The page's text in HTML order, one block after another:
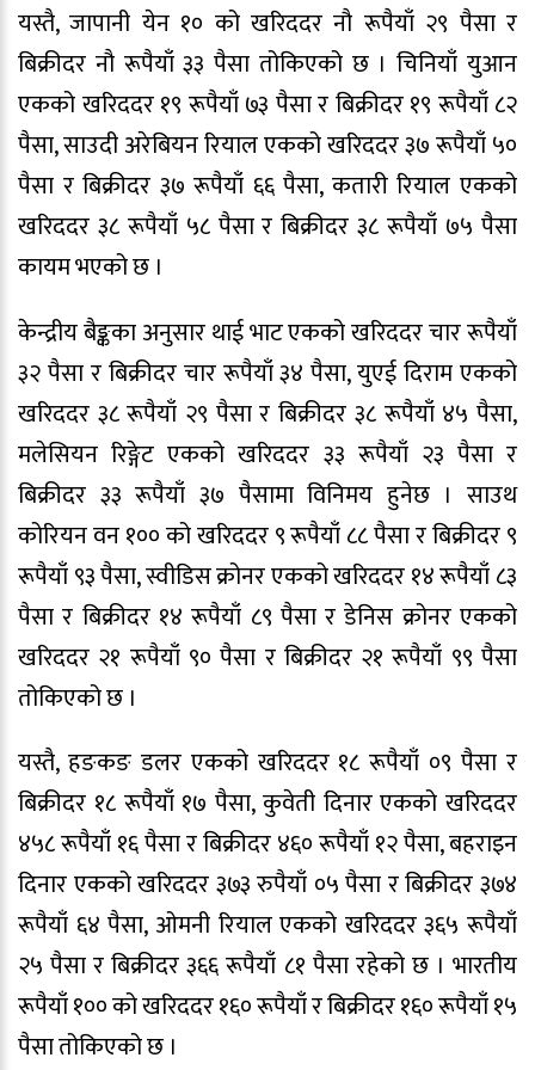
यस्तै, जापानी येन १० को खरिददर नौ रूपैयाँ २९ पैसा र
बिक्रीदर नौ रूपैयाँ ३३ पैसा तोकिएको छ । चिनियाँ युआन
एकको खरिददर १९ रूपैयाँ ७३ पैसा र बिक्रीदर १९ रूपैयाँ ८२
पैसा, साउदी अरेबियन रियाल एकको खरिददर ३७ रूपैयाँ ५०
पैसा र बिक्रीदर ३७ रूपैयाँ ६६ पैसा, कतारी रियाल एकको
खरिददर ३८ रूपैयाँ ५८ पैसा र बिक्रीदर ३८ रूपैयाँ ७५ पैसा
कायम भएको छ ।
केन्द्रीय बैङ्कका अनुसार थाई भाट एकको खरिददर चार रूपैयाँ
३२ पैसा र बिक्रीदर चार रूपैयाँ ३४ पैसा, युएई दिराम एकको
खरिददर ३८ रूपैयाँ २९ पैसा र बिक्रीदर ३८ रूपैयाँ ४५ पैसा,
मलेसियन रिङ्गेट एकको खरिददर ३३ रूपैयाँ २३ पैसा र
बिक्रीदर ३३ रूपैयाँ ३७ पैसामा विनिमय हुनेछ । साउथ
कोरियन वन १०० को खरिददर ९ रूपैयाँ ८८ पैसा र बिक्रीदर ९
रूपैयाँ ९३ पैसा, स्वीडिस क्रोनर एकको खरिददर १४ रूपैयाँ ८३
पैसा र बिक्रीदर १४ रूपैयाँ ८९ पैसा र डेनिस क्रोनर एकको
खरिददर २१ रूपैयाँ ९० पैसा र बिक्रीदर २१ रूपैयाँ ९९ पैसा
तोकिएको छ ।
यस्तै, हङकङ डलर एकको खरिददर १८ रूपैयाँ ०९ पैसा र
बिक्रीदर १८ रूपैयाँ १७ पैसा, कुवेती दिनार एकको खरिददर
४५८ रूपैयाँ १६ पैसा र बिक्रीदर ४६० रूपैयाँ १२ पैसा, बहराइन
दिनार एकको खरिददर ३७३ रुपैयाँ ०५ पैसा र बिक्रीदर ३७४
रूपैयाँ ६४ पैसा, ओमनी रियाल एकको खरिददर ३६५ रूपैयाँ
२५ पैसा र बिक्रीदर ३६६ रूपैयाँ ८१ पैसा रहेको छ । भारतीय
रूपैयाँ १०० को खरिददर १६० रूपैयाँ र बिक्रीदर १६० रूपैयाँ १५
पैसा तोकिएको छ ।